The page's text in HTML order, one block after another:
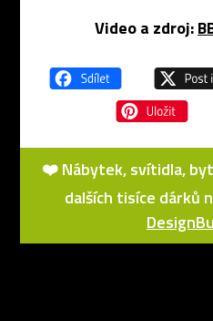
Video a zdroj:
❤️ Nábytek, svítidla,
dalších tisíce dárků